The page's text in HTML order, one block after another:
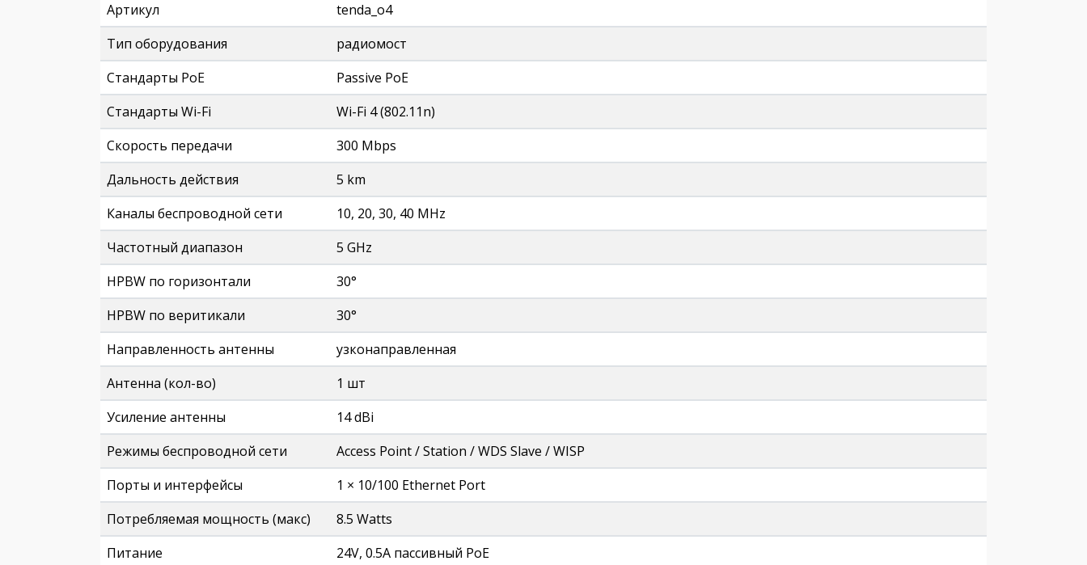
Артикул
tenda_o4
Тип оборудования
радиомост
Стандарты PoE
Passive PoE
Стандарты Wi-Fi
Wi-Fi 4 (802.11n)
Скорость передачи
300 Mbps
Дальность действия
5 km
Каналы беспроводной сети
10, 20, 30, 40 MHz
Частотный диапазон
5 GHz
HPBW по горизонтали
30°
HPBW по веритикали
30°
Направленность антенны
узконаправленная
Антенна (кол-во)
1 шт
Усиление антенны
14 dBi
Режимы беспроводной сети
Access Point / Station / WDS Slave / WISP
Порты и интерфейсы
1 × 10/100 Ethernet Port
Потребляемая мощность (макс)
8.5 Watts
Питание
24V, 0.5A пассивный PoE